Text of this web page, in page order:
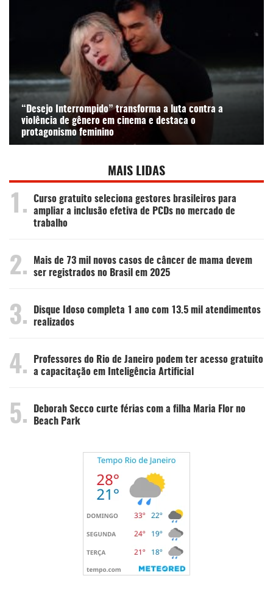
“Desejo Interrompido” transforma a luta contra a
violência de gênero em cinema e destaca o
protagonismo feminino
MAIS LIDAS
1.
Curso gratuito seleciona gestores brasileiros para
ampliar a inclusão efetiva de PCDs no mercado de
trabalho
2.
Mais de 73 mil novos casos de câncer de mama devem
ser registrados no Brasil em 2025
3.
Disque Idoso completa 1 ano com 13.5 mil atendimentos
realizados
4.
Professores do Rio de Janeiro podem ter acesso gratuito
a capacitação em Inteligência Artificial
5.
Deborah Secco curte férias com a filha Maria Flor no
Beach Park